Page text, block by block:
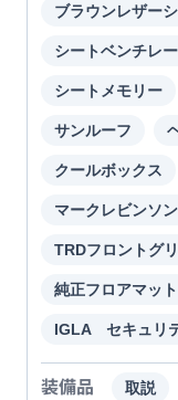
ブラウンレザー
シートベンチレ
シートメモリー
サンルーフ
クールボックス
マークレビンソン
TRDフロントグ
純正フロアマット
IGLA セキュリ
装備品 取説